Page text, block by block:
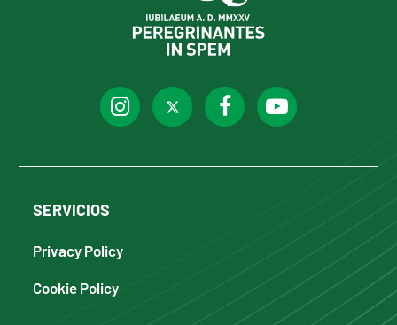
SERVICIOS
Privacy Policy
Cookie Policy